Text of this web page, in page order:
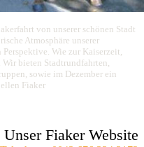
von unserer schönen Stadt
Atmosphäre unserer
Wie zur Kaiserzeit,
bieten Stadtrundfahrten,
sowie im Dezember ein
Fiaker
Unser Fiaker Website